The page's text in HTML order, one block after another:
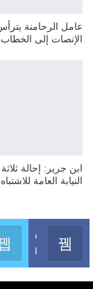
عامل الرحامنة
الإنصات إلى
ابن جرير: إحالة
النيابة العامة